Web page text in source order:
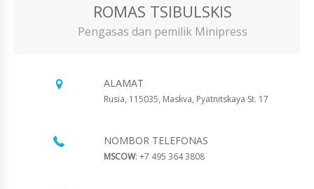
ROMAS TSIBULSKIS
Pengasas dan pemilik Minipress
ALAMAT
Rusia, 115035, Maskva, Pyatnitskaya St. 17
NOMBOR TELEFONAS
MSCOW: +7 495 364 3808